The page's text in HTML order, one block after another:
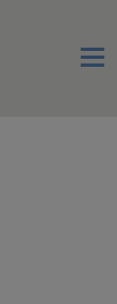
Menu